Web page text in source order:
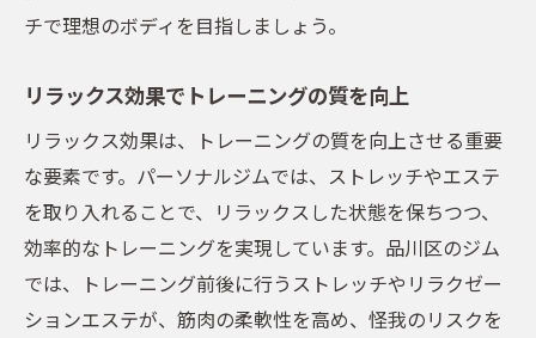
チで理想のボディを目指しましょう。
リラックス効果でトレーニングの質を向上
リラックス効果は、トレーニングの質を向上させる重要
な要素です。パーソナルジムでは、ストレッチやエステ
を取り入れることで、リラックスした状態を保ちつつ、
効率的なトレーニングを実現しています。品川区のジム
では、トレーニング前後に行うストレッチやリラクゼー
ションエステが、筋肉の柔軟性を高め、怪我のリスクを